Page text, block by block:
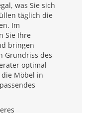
was Sie sich
täglich die
Im
Sie Ihre
bringen
Grundriss des
optimal
Möbel in